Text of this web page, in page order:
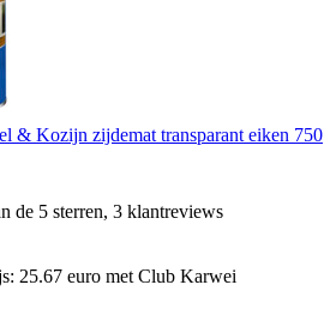
& Kozijn zijdemat transparant eiken 750
de 5 sterren, 3 klantreviews
25.67 euro met Club Karwei